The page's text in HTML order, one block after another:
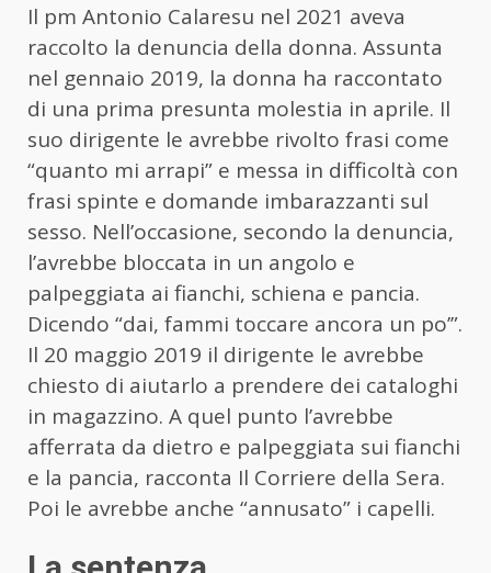
Il pm Antonio Calaresu nel 2021 aveva
raccolto la denuncia della donna. Assunta
nel gennaio 2019, la donna ha raccontato
di una prima presunta molestia in aprile. Il
suo dirigente le avrebbe rivolto frasi come
“quanto mi arrapi” e messa in difficoltà con
frasi spinte e domande imbarazzanti sul
sesso. Nell’occasione, secondo la denuncia,
l’avrebbe bloccata in un angolo e
palpeggiata ai fianchi, schiena e pancia.
Dicendo “dai, fammi toccare ancora un po’”.
Il 20 maggio 2019 il dirigente le avrebbe
chiesto di aiutarlo a prendere dei cataloghi
in magazzino. A quel punto l’avrebbe
afferrata da dietro e palpeggiata sui fianchi
e la pancia, racconta Il Corriere della Sera.
Poi le avrebbe anche “annusato” i capelli.